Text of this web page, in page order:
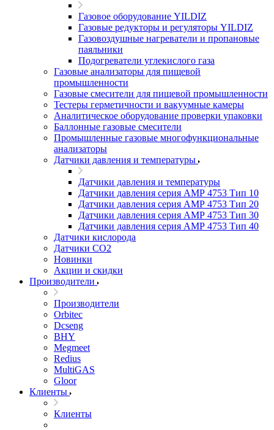
Газовое оборудование YILDIZ
Газовые редукторы и регуляторы YILDIZ
Газовоздушные нагреватели и пропановые
паяльники
Подогреватели углекислого газа
Газовые анализаторы для пищевой
промышленности
Газовые смесители для пищевой промышленности
Тестеры герметичности и вакуумные камеры
Аналитическое оборудование проверки упаковки
Баллонные газовые смесители
Промышленные газовые многофункциональные
анализаторы
Датчики давления и температуры
Датчики давления и температуры
Датчики давления серия АМР 4753 Тип 10
Датчики давления серия АМР 4753 Тип 20
Датчики давления серия АМР 4753 Тип 30
Датчики давления серия АМР 4753 Тип 40
Датчики кислорода
Датчики CO2
Новинки
Акции и скидки
Производители
Производители
Orbitec
Dcseng
BHY
Megmeet
Redius
MultiGAS
Gloor
Клиенты
Клиенты